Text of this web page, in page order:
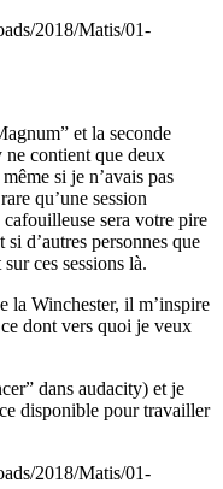
et la seconde
contient que deux
si je n’avais pas
qu’une session
sera votre pire
d’autres personnes que
ces sessions là.
la Winchester, il m’inspire
dont vers quoi je veux
dans audacity) et je
disponible pour travailler